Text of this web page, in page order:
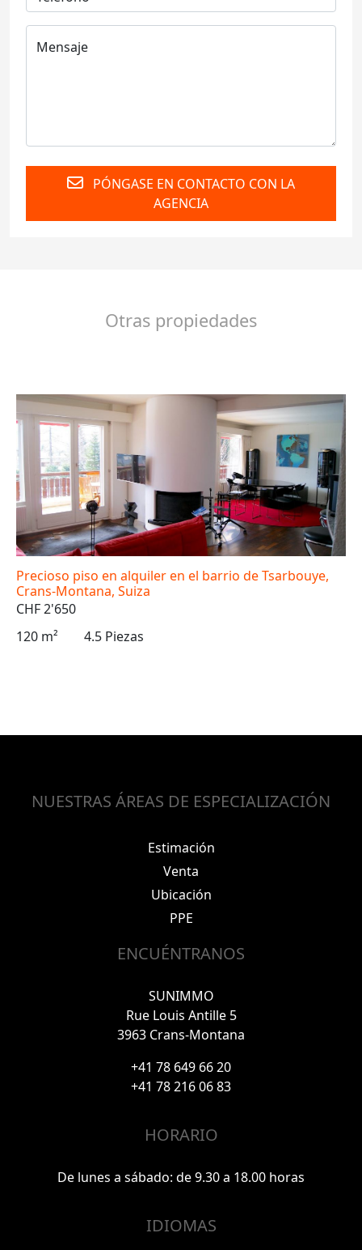
PÓNGASE EN CONTACTO CON LA
AGENCIA
Otras propiedades
Precioso piso en alquiler en el barrio de Tsarbouye,
Crans-Montana, Suiza
CHF 2'650
120 m²
4.5 Piezas
NUESTRAS ÁREAS DE ESPECIALIZACIÓN
Estimación
Venta
Ubicación
PPE
ENCUÉNTRANOS
SUNIMMO
Rue Louis Antille 5
3963 Crans-Montana
+41 78 649 66 20
+41 78 216 06 83
HORARIO
De lunes a sábado: de 9.30 a 18.00 horas
IDIOMAS